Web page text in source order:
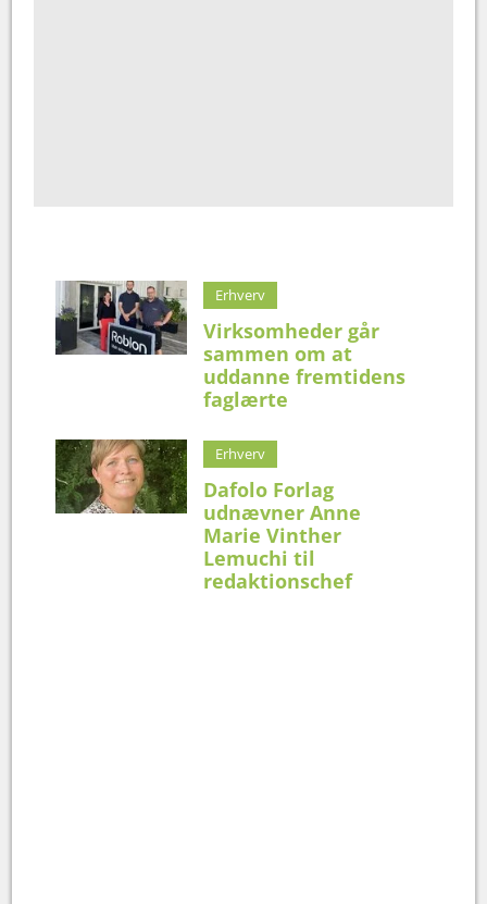
Erhverv
Virksomheder går
sammen om at
uddanne fremtidens
faglærte
Erhverv
Dafolo Forlag
udnævner Anne
Marie Vinther
Lemuchi til
redaktionschef